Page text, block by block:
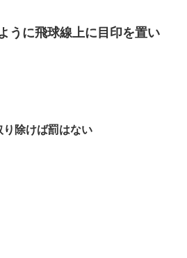
うに飛球線上に目印を置い
除けば罰はない